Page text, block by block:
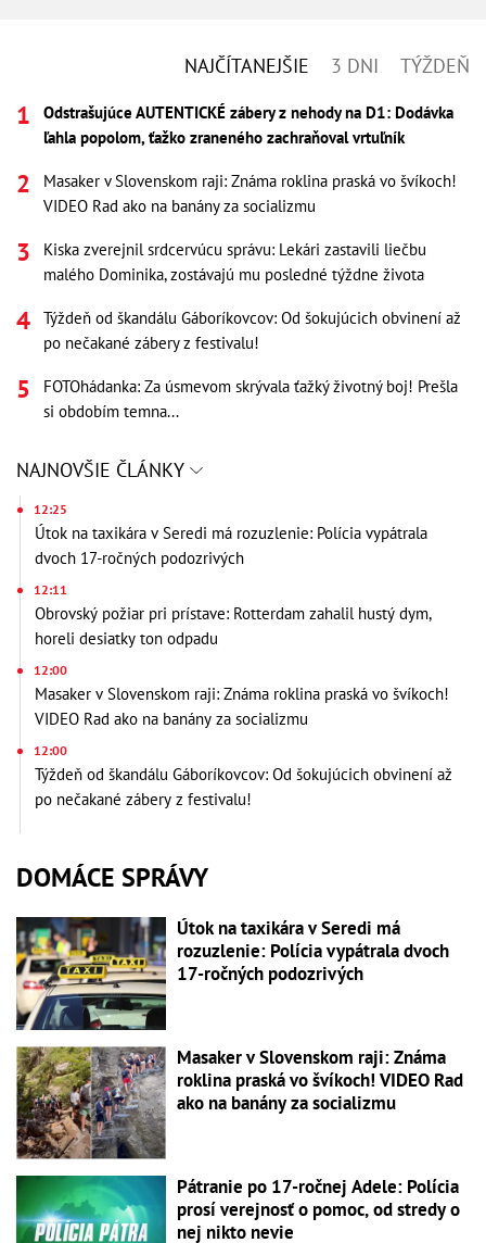
NAJČÍTANEJŠIE 3 DNI TÝŽDEŇ
Odstrašujúce AUTENTICKÉ zábery z nehody na D1: Dodávka
ľahla popolom, ťažko zraneného zachraňoval vrtuľník
Masaker v Slovenskom raji: Známa roklina praská vo švíkoch!
VIDEO Rad ako na banány za socializmu
Kiska zverejnil srdcervúcu správu: Lekári zastavili liečbu
malého Dominika, zostávajú mu posledné týždne života
Týždeň od škandálu Gáboríkovcov: Od šokujúcich obvinení až
po nečakané zábery z festivalu!
FOTOhádanka: Za úsmevom skrývala ťažký životný boj! Prešla
si obdobím temna...
NAJNOVŠIE ČLÁNKY
12:25
Útok na taxikára v Seredi má rozuzlenie: Polícia vypátrala
dvoch 17-ročných podozrivých
12:11
Obrovský požiar pri prístave: Rotterdam zahalil hustý dym,
horeli desiatky ton odpadu
12:00
Masaker v Slovenskom raji: Známa roklina praská vo švíkoch!
VIDEO Rad ako na banány za socializmu
12:00
Týždeň od škandálu Gáboríkovcov: Od šokujúcich obvinení až
po nečakané zábery z festivalu!
DOMÁCE SPRÁVY
Útok na taxikára v Seredi má
rozuzlenie: Polícia vypátrala dvoch
17-ročných podozrivých
Masaker v Slovenskom raji: Známa
roklina praská vo švíkoch! VIDEO Rad
ako na banány za socializmu
Pátranie po 17-ročnej Adele: Polícia
prosí verejnosť o pomoc, od stredy o
nej nikto nevie